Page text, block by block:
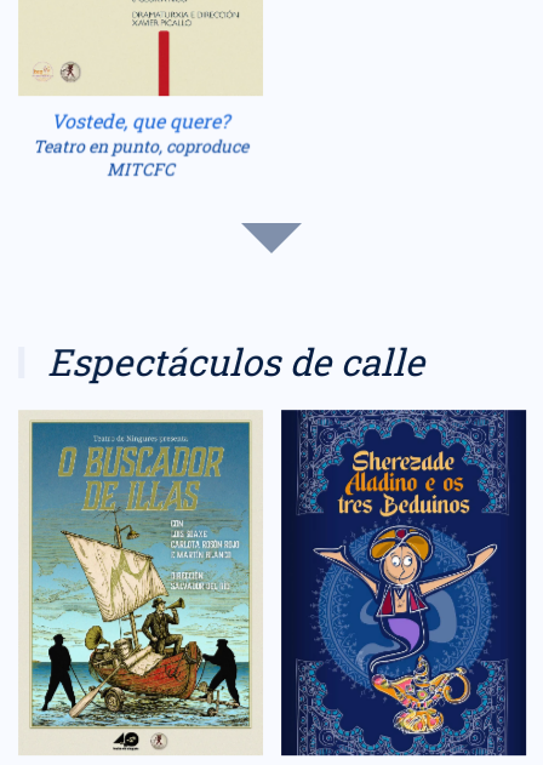
Vostede, que quere?
Teatro en punto, coproduce
MITCFC
Espectáculos de calle